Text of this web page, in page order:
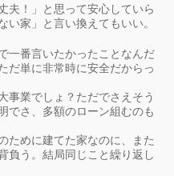
夫！」と思って安心していら
い家」と言い換えてもいい。
一番言いたかったことなんだ
だ単に非常時に安全だからっ
事業でしょ？ただでさえそう
でさ、多額のローン組むのも
ために建てた家なのに、また
負う。結局同じこと繰り返し